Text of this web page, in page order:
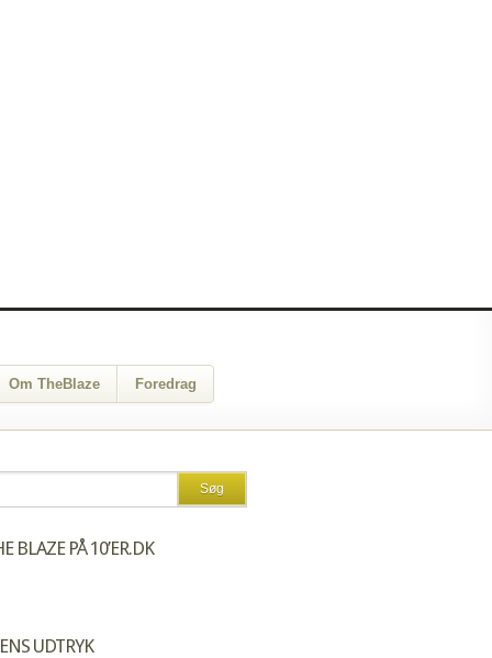
Om TheBlaze Foredrag
BLAZE PÅ 10’ER.DK
UDTRYK